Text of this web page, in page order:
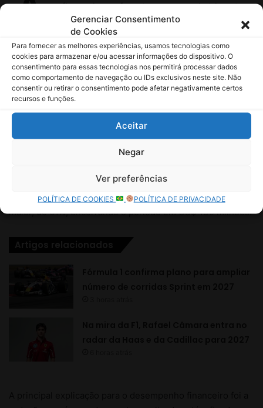
Gerenciar Consentimento
de Cookies
Para fornecer as melhores experiências, usamos tecnologias como
cookies para armazenar e/ou acessar informações do dispositivo. O
consentimento para essas tecnologias nos permitirá processar dados
como comportamento de navegação ou IDs exclusivos neste site. Não
consentir ou retirar o consentimento pode afetar negativamente certos
recursos e funções.
Aceitar
Negar
Ver preferências
POLÍTICA DE COOKIES POLÍTICA DE PRIVACIDADE